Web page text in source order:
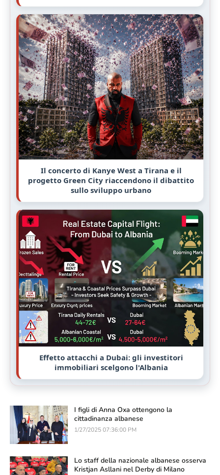
Il concerto di Kanye West a Tirana e il
progetto Green City riaccendono il dibattito
sullo sviluppo urbano
Effetto attacchi a Dubai: gli investitori
immobiliari scelgono l'Albania
I figli di Anna Oxa ottengono la
cittadinanza albanese
1/27/2025 07:36:00 PM
Lo staff della nazionale albanese osserva
Kristjan Asllani nel Derby di Milano